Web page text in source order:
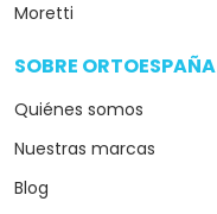
Moretti
SOBRE ORTOESPAÑA
Quiénes somos
Nuestras marcas
Blog